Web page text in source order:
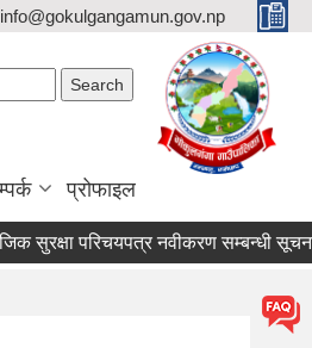
info@gokulgangamun.gov.np
प्रोफाइल
सुरक्षा परिचयपत्र नवीकरण सम्बन्धी